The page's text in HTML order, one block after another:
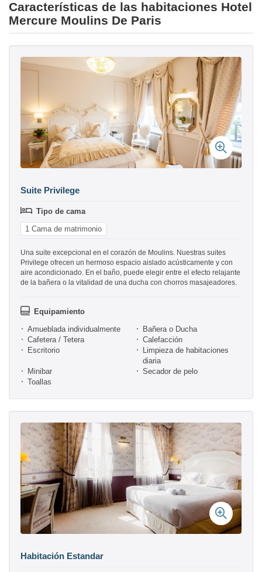
Características de las habitaciones Hotel
Mercure Moulins De Paris
Suite Privilege
Tipo de cama
1 Cama de matrimonio
Una suite excepcional en el corazón de Moulins. Nuestras suites
Privilege ofrecen un hermoso espacio aislado acústicamente y con
aire acondicionado. En el baño, puede elegir entre el efecto relajante
de la bañera o la vitalidad de una ducha con chorros masajeadores.
Equipamiento
Amueblada individualmente
Bañera o Ducha
Cafetera / Tetera
Calefacción
Escritorio
Limpieza de habitaciones
diaria
Minibar
Secador de pelo
Toallas
Habitación Estandar